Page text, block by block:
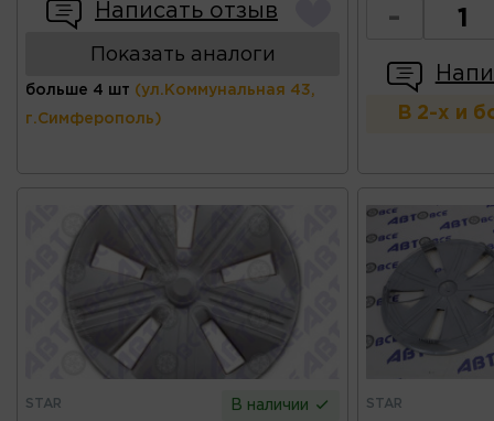
Написать отзыв
Показать аналоги
больше 4 шт (ул.Коммунальная 43,
г.Симферополь)
-
В 2-х и
STAR В наличии STAR